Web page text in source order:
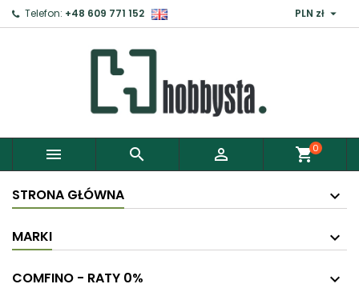
Telefon: +48 609 771 152 PLN zł 
   shopping_cart0
STRONA GŁÓWNA
MARKI
COMFINO - RATY 0%